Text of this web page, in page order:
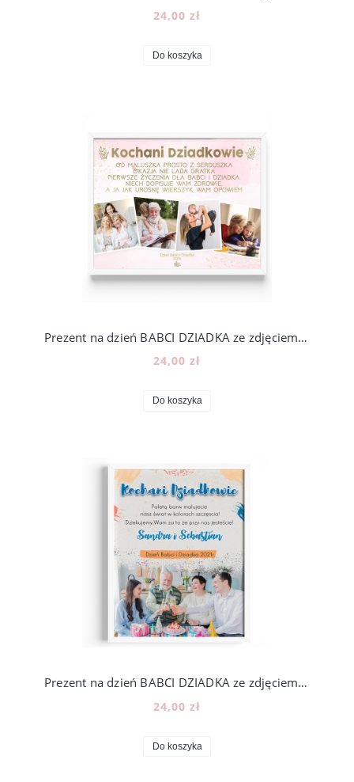
24,00 zł
Do koszyka
Prezent na dzień BABCI DZIADKA ze zdjęciem - wzór BD4
24,00 zł
Do koszyka
Prezent na dzień BABCI DZIADKA ze zdjęciem - wzór BD5
24,00 zł
Do koszyka